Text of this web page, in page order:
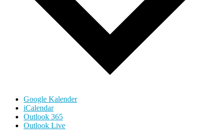
Google Kalender
iCalendar
Outlook 365
Outlook Live